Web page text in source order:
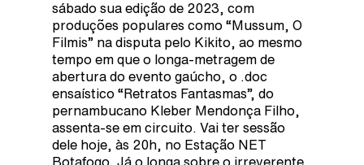
sábado sua edição de 2023, com
produções populares como “Mussum, O
Filmis” na disputa pelo Kikito, ao mesmo
tempo em que o longa-metragem de
abertura do evento gaúcho, o .doc
ensaístico “Retratos Fantasmas”, do
pernambucano Kleber Mendonça Filho,
assenta-se em circuito. Vai ter sessão
dele hoje, às 20h, no Estação NET
Botafogo. Já o longa sobre o irreverente